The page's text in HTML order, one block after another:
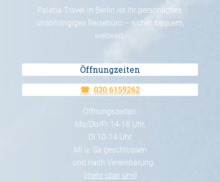
Palatia Travel in Berlin ist Ihr persönliches,
unabhängiges Reisebüro – sicher, bequem,
weltweit.
Öffnungzeiten
030 6159262
Öffnungszeiten:
Mo/Do/Fr 14-18 Uhr,
DI 10-14 Uhr
Mi u. Sa geschlossen
... und nach Vereinbarung.
[mehr über uns]